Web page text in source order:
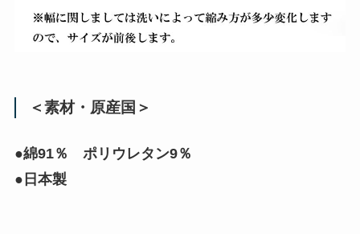
＜素材・原産国＞
●綿91％ ポリウレタン9％
●日本製